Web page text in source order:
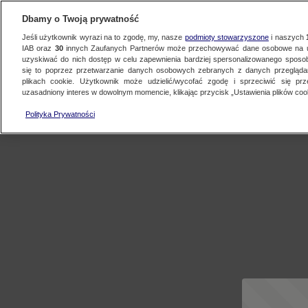
Dbamy o Twoją prywatność
Jeśli użytkownik wyrazi na to zgodę, my, nasze podmioty stowarzyszonei naszych
IAB oraz 30innych Zaufanych Partnerów może przechowywać dane osobowe na
uzyskiwać do nich dostęp w celu zapewnienia bardziej spersonalizowanego
się to poprzez przetwarzanie danych osobowych zebranych z danych
plikach cookie. Użytkownik może udzielić/wycofać zgodę i sprzeciwić się
uzasadniony interes w dowolnym momencie, klikając przycisk „Ustawienia plików
Polityka Prywatności